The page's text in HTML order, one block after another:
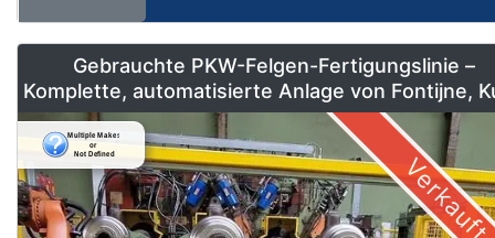
Gebrauchte PKW-Felgen-Fertigungslinie –
Komplette, automatisierte Anlage von Fontijne,
& Georg
Verkauft